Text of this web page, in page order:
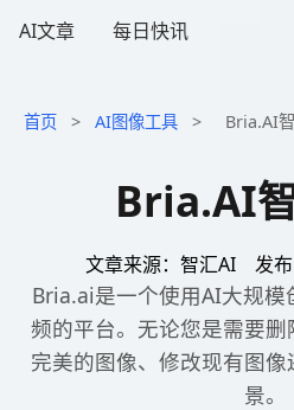
AI文章 每日快讯
首页 > AI图像工具 > Bria.AI
Bria.AI
文章来源：智汇AI 发
Bria.ai是一个使用AI大规
频的平台。无论您是需要
完美的图像、修改现有图
景。